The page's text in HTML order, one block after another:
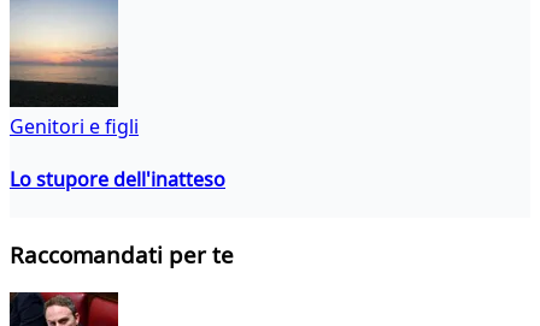
Genitori e figli
Lo stupore dell'inatteso
Raccomandati per te